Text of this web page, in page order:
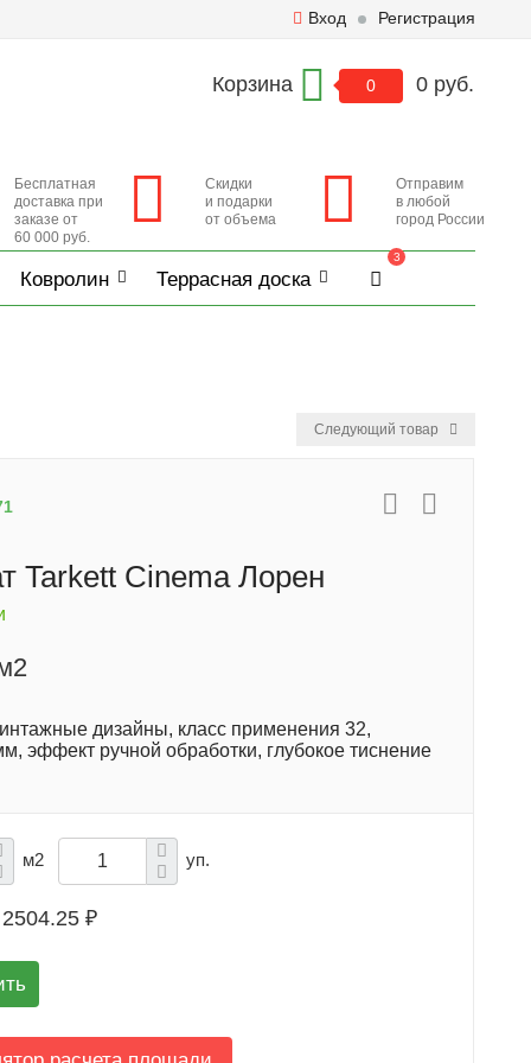
Вход Регистрация
Корзина 0 0 руб.
Бесплатная
доставка при
заказе от
60 000 руб.
Скидки
и подарки
от объема
Отправим
в любой
город России
Ковролин Террасная доска
3
Следующий товар
Tarkett Cinema Лорен
дизайны, класс применения 32,
эффект ручной обработки, глубокое тиснение
м2 уп.
2504.25 ₽